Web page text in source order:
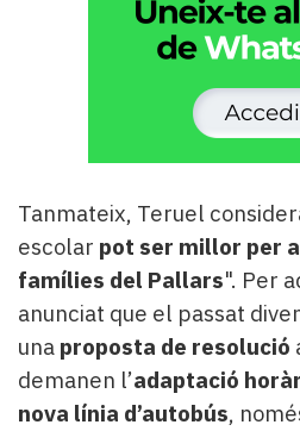
Tanmateix, Teruel
escolar pot ser millor per
famílies del Pallars". Per
anunciat que el passat
una proposta de resolució
demanen l’adaptació
nova línia d’autobús,